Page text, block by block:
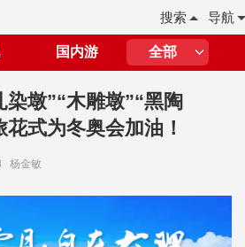
导航
搜索
国内游 全部
染墩”“木雕墩”“黑陶
式为冬奥会加油！
杨金敏